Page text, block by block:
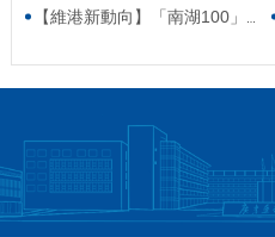
【維港新動向】「南湖100」品牌發佈會 維港口腔獲評「突出貢獻企業」殊榮